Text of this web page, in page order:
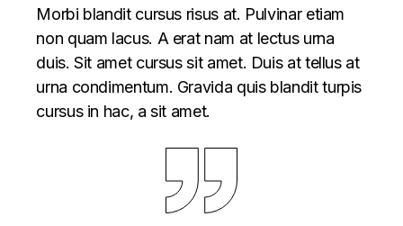
Morbi blandit cursus risus at. Pulvinar etiam
non quam lacus. A erat nam at lectus urna
duis. Sit amet cursus sit amet. Duis at tellus at
urna condimentum. Gravida quis blandit turpis
cursus in hac, a sit amet.